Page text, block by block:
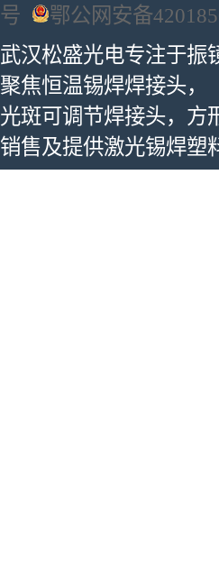
号
鄂公网安备
武汉松盛光电专注于振
聚焦恒温锡焊焊接头，
光斑可调节焊接头，方
销售及提供激光锡焊塑